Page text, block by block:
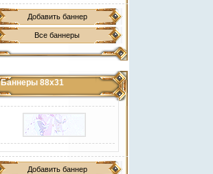
Добавить баннер
Все баннеры
Баннеры 88х31
Добавить баннер